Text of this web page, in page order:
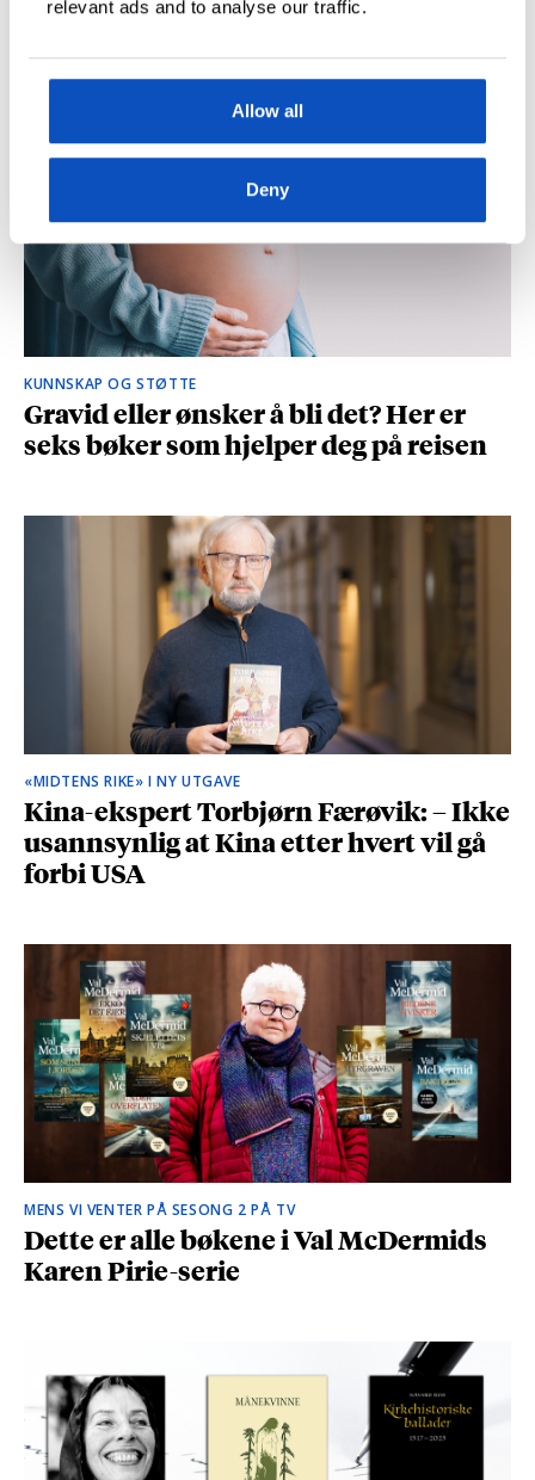
relevant ads and to analyse our traffic.
Allow all
Deny
og spionasje ble helt uinteressant i
KUNNSKAP OG STØTTE
Gravid eller ønsker å bli det? Her er
seks bøker som hjelper deg på reisen
«MIDTENS RIKE» I NY UTGAVE
Kina-ekspert Torbjørn Færøvik: – Ikke
usannsynlig at Kina etter hvert vil gå
forbi USA
MENS VI VENTER PÅ SESONG 2 PÅ TV
Dette er alle bøkene i Val McDermids
Karen Pirie-serie